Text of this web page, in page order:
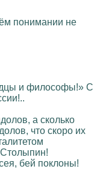
понимании не
и философы!» С
а сколько
что скоро их
Столыпин!
бей поклоны!